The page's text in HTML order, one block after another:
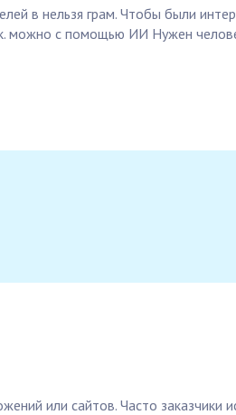
в нельзя грам. Чтобы были
можно с помощью ИИ Нужен
или сайтов. Часто заказчики